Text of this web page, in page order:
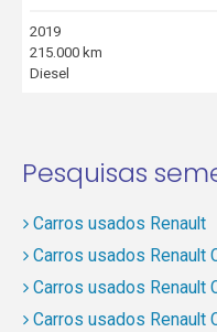
2019
215.000 km
Diesel
Pesquisas
Carros usados Renault
Carros usados Renault
Carros usados Renault
Carros usados Renault